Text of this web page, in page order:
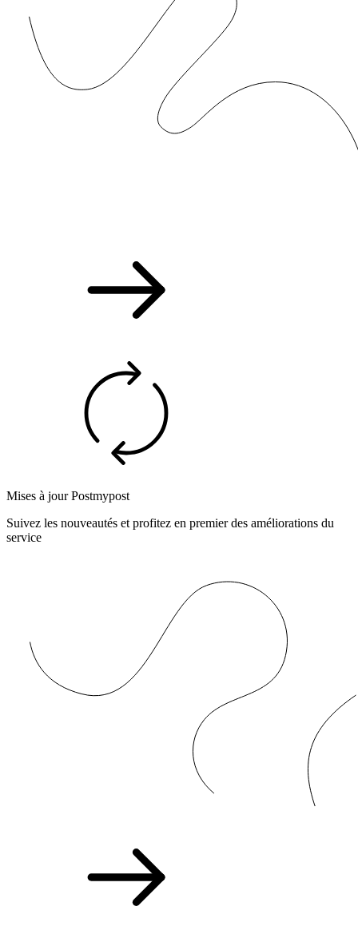
Mises à jour Postmypost
Suivez les nouveautés et profitez en premier des améliorations du
service